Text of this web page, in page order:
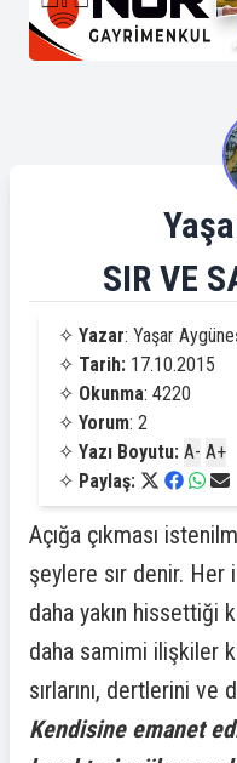
SIR VE
✧ Yazar: Yaşar
✧ Tarih: 17.10.2015
✧ Okunma: 4220
✧ Yorum: 2
✧ Yazı Boyutu: A- A+
✧ Paylaş:
Açığa çıkması
şeylere sır denir. Her
daha yakın hissettiği
daha samimi ilişkiler
sırlarını, dertlerini ve
Kendisine emanet